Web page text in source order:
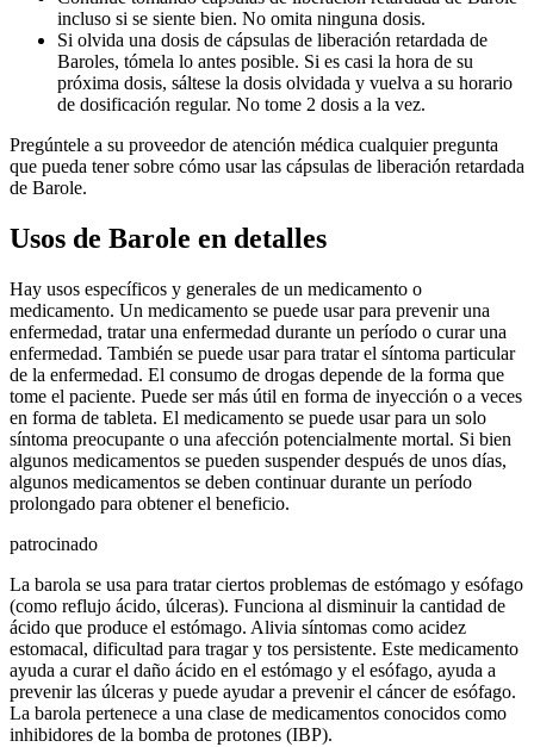
incluso si se siente bien. No omita ninguna dosis.
Si olvida una dosis de cápsulas de liberación retardada de
Baroles, tómela lo antes posible. Si es casi la hora de su
próxima dosis, sáltese la dosis olvidada y vuelva a su horario
de dosificación regular. No tome 2 dosis a la vez.
Pregúntele a su proveedor de atención médica cualquier pregunta
que pueda tener sobre cómo usar las cápsulas de liberación retardada
de Barole.
Usos de Barole en detalles
Hay usos específicos y generales de un medicamento o
medicamento. Un medicamento se puede usar para prevenir una
enfermedad, tratar una enfermedad durante un período o curar una
enfermedad. También se puede usar para tratar el síntoma particular
de la enfermedad. El consumo de drogas depende de la forma que
tome el paciente. Puede ser más útil en forma de inyección o a veces
en forma de tableta. El medicamento se puede usar para un solo
síntoma preocupante o una afección potencialmente mortal. Si bien
algunos medicamentos se pueden suspender después de unos días,
algunos medicamentos se deben continuar durante un período
prolongado para obtener el beneficio.
patrocinado
La barola se usa para tratar ciertos problemas de estómago y esófago
(como reflujo ácido, úlceras). Funciona al disminuir la cantidad de
ácido que produce el estómago. Alivia síntomas como acidez
estomacal, dificultad para tragar y tos persistente. Este medicamento
ayuda a curar el daño ácido en el estómago y el esófago, ayuda a
prevenir las úlceras y puede ayudar a prevenir el cáncer de esófago.
La barola pertenece a una clase de medicamentos conocidos como
inhibidores de la bomba de protones (IBP).